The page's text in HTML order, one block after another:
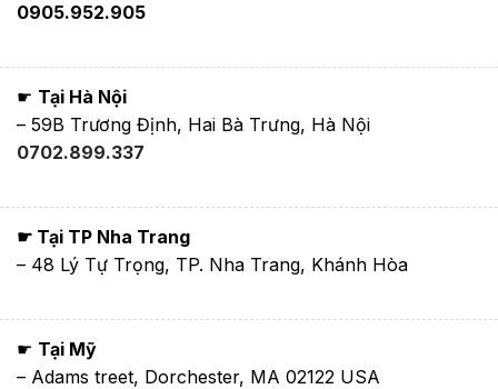
0905.952.905
☛ Tại Hà Nội
– 59B Trương Định, Hai Bà Trưng, Hà Nội
0702.899.337
☛ Tại TP Nha Trang
– 48 Lý Tự Trọng, TP. Nha Trang, Khánh Hòa
☛ Tại Mỹ
– Adams treet, Dorchester, MA 02122 USA